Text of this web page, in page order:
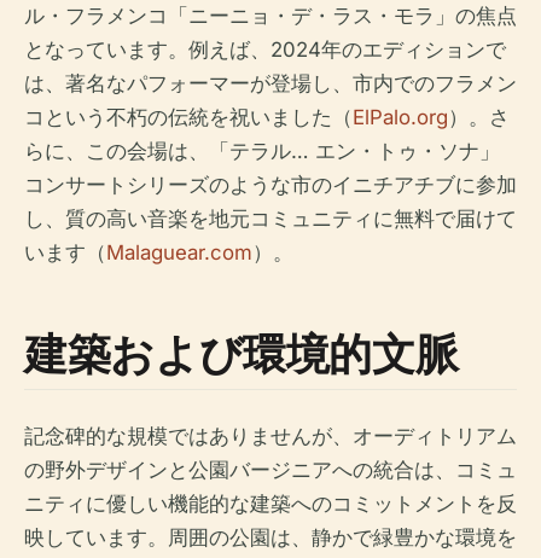
ル・フラメンコ「ニーニョ・デ・ラス・モラ」の焦点
となっています。例えば、2024年のエディションで
は、著名なパフォーマーが登場し、市内でのフラメン
コという不朽の伝統を祝いました（ElPalo.org）。さ
らに、この会場は、「テラル… エン・トゥ・ソナ」
コンサートシリーズのような市のイニチアチブに参加
し、質の高い音楽を地元コミュニティに無料で届けて
います（Malaguear.com）。
建築および環境的文脈
記念碑的な規模ではありませんが、オーディトリアム
の野外デザインと公園バージニアへの統合は、コミュ
ニティに優しい機能的な建築へのコミットメントを反
映しています。周囲の公園は、静かで緑豊かな環境を